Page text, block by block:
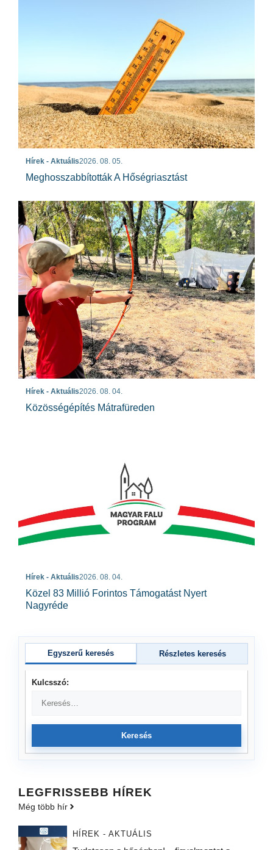
Hírek - Aktuális2026. 08. 05.
Meghosszabbították A Hőségriasztást
Hírek - Aktuális2026. 08. 04.
Közösségépítés Mátrafüreden
Hírek - Aktuális2026. 08. 04.
Közel 83 Millió Forintos Támogatást Nyert
Nagyréde
Egyszerű keresés Részletes keresés
Kulcsszó:
Keresés
LEGFRISSEBB HÍREK
Még több hír
HÍREK - AKTUÁLIS